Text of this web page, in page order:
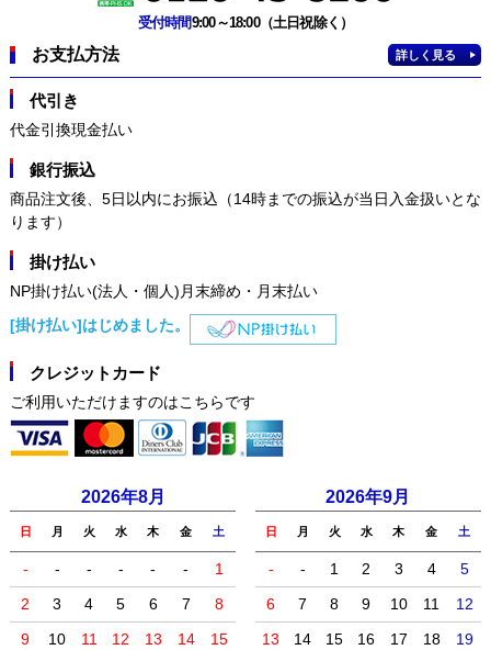
受付時間9:00～18:00（土日祝除く）
お支払方法 詳しく見る
代引き
代金引換現金払い
銀行振込
商品注文後、5日以内にお振込（14時までの振込が当日入金扱いとな
ります）
掛け払い
NP掛け払い(法人・個人)月末締め・月末払い
[掛け払い]はじめました。
クレジットカード
ご利用いただけますのはこちらです
2026年8月
日 月 火 水 木 金 土
- - - - - -
1
2
3 4 5 6 7
8
9
10 11 12 13 14
15
2026年9月
日 月 火 水 木 金 土
- - 1 2 3 4
5
6
7 8 9 10 11
12
13
14 15 16 17 18
19